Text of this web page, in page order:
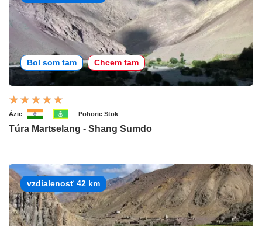
Bol som tam Chcem tam
Ázie Pohorie Stok
Túra Martselang - Shang Sumdo
vzdialenosť 42 km